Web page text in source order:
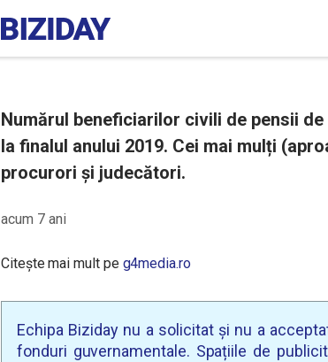
Numărul beneficiarilor civili de pensii
la finalul anului 2019. Cei mai mulți
procurori și judecători.
acum 7 ani
Citește mai mult pe g4media.ro
Echipa Biziday nu a solicitat și nu a
fonduri guvernamentale. Spațiile de